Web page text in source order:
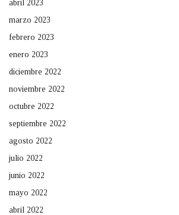
abril 2023
marzo 2023
febrero 2023
enero 2023
diciembre 2022
noviembre 2022
octubre 2022
septiembre 2022
agosto 2022
julio 2022
junio 2022
mayo 2022
abril 2022